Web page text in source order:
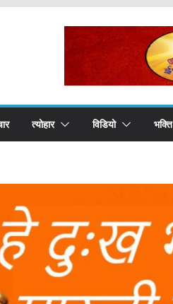
त्योहार विडियो